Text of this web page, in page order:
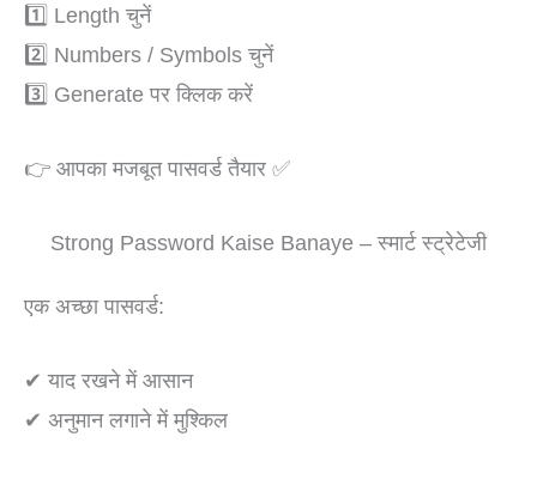
1️⃣ Length चुनें
2️⃣ Numbers / Symbols चुनें
3️⃣ Generate पर क्लिक करें
👉 आपका मजबूत पासवर्ड तैयार ✅
Strong Password Kaise Banaye – स्मार्ट स्ट्रेटेजी
एक अच्छा पासवर्ड:
✔ याद रखने में आसान
✔ अनुमान लगाने में मुश्किल